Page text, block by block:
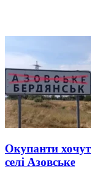
Окупанти
селі Азовське